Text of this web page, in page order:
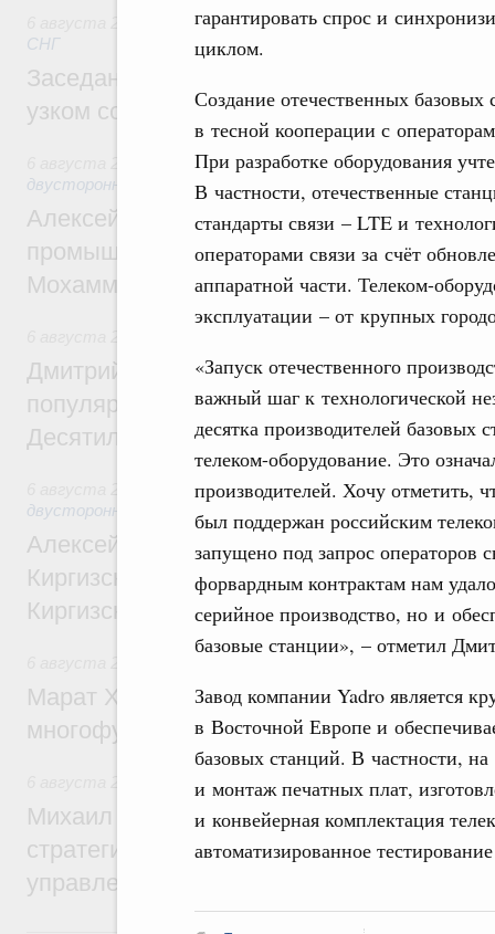
гарантировать спрос и
циклом.
Создание отечественных
в тесной кооперации с
При разработке оборудования
В частности, отечественные
стандарты связи – LTE и
операторами связи за счёт
аппаратной части. Телеком-
эксплуатации – от крупных
«Запуск отечественного
важный шаг к технологической
десятка производителей
телеком-оборудование. Это
производителей. Хочу отметить,
был поддержан российским
запущено под запрос операторов
форвардным контрактам нам
серийное производство, но и
базовые станции», – отметил
Завод компании Yadro является
в Восточной Европе и
базовых станций. В частности,
и монтаж печатных плат,
и конвейерная комплектация
автоматизированное
Евразийский экономический союз.
СНГ
Заседание Евразийского
узком составе
Экономические отношения с
двусторонней основе
Алексей Оверчук провёл рабочую
промышленности, недропользования и
Мохаммадом Атабаком
Дмитрий Чернышенко: Порядка 110
популярного туризма в 35 регионах
Десятилетия науки и технологий
Экономические и гуманитарные
двусторонней основе
Алексей Оверчук принял участие в
Киргизского экономического форума и
Киргизской межрегиональной
Марат Хуснуллин: На двух скоростных
многофункциональные зоны дорожного
Михаил Мишустин дал поручения по
стратегической сессии о
управления научно-технологическим